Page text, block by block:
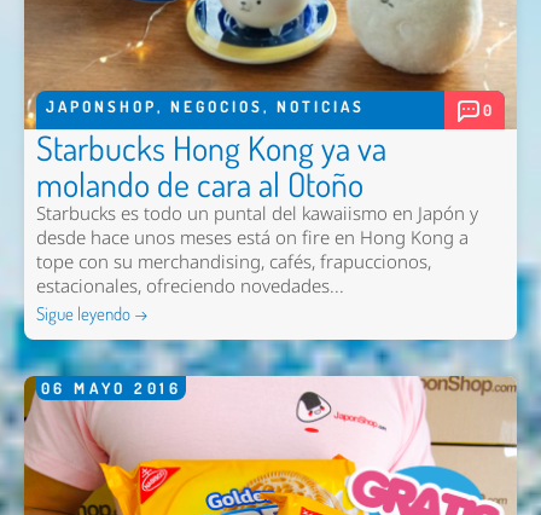
JAPONSHOP, NEGOCIOS, NOTICIAS 0
Starbucks Hong Kong ya va
molando de cara al Otoño
Starbucks es todo un puntal del kawaiismo en Japón y
desde hace unos meses está on fire en Hong Kong a
tope con su merchandising, cafés, frapuccionos,
estacionales, ofreciendo novedades...
Sigue leyendo →
06 MAYO 2016